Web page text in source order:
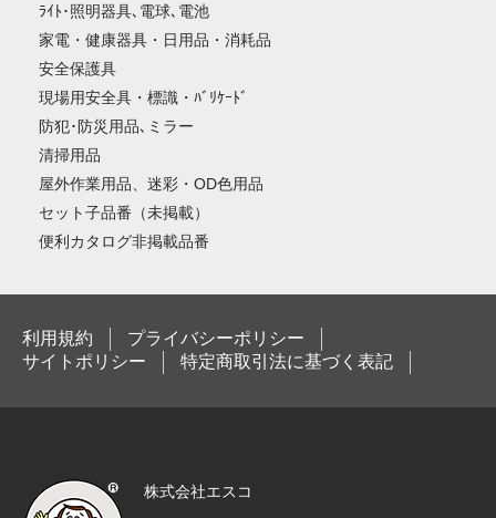
ﾗｲﾄ･照明器具､電球､電池
家電・健康器具・日用品・消耗品
安全保護具
現場用安全具・標識・ﾊﾞﾘｹｰﾄﾞ
防犯･防災用品､ミラー
清掃用品
屋外作業用品、迷彩・OD色用品
セット子品番（未掲載）
便利カタログ非掲載品番
利用規約
プライバシーポリシー
サイトポリシー
特定商取引法に基づく表記
株式会社エスコ